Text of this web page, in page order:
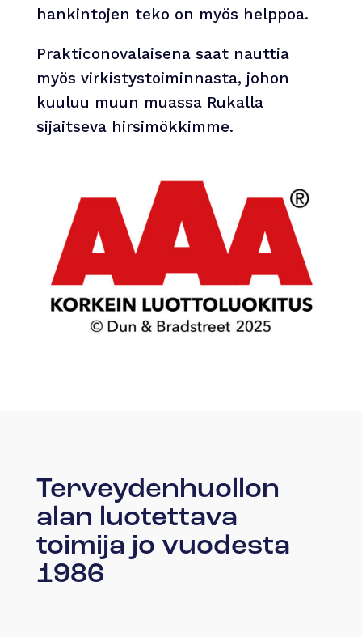
hankintojen teko on myös helppoa.
Prakticonovalaisena saat nauttia
myös virkistystoiminnasta, johon
kuuluu muun muassa Rukalla
sijaitseva hirsimökkimme.
Terveydenhuollon
alan luotettava
toimija jo vuodesta
1986